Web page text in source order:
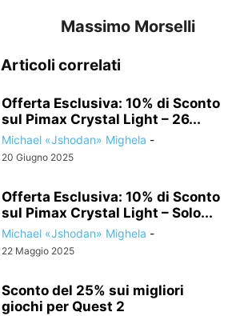
Massimo Morselli
Articoli correlati
Offerta Esclusiva: 10% di Sconto
sul Pimax Crystal Light – 26...
Michael «Jshodan» Mighela -
20 Giugno 2025
Offerta Esclusiva: 10% di Sconto
sul Pimax Crystal Light – Solo...
Michael «Jshodan» Mighela -
22 Maggio 2025
Sconto del 25% sui migliori
giochi per Quest 2